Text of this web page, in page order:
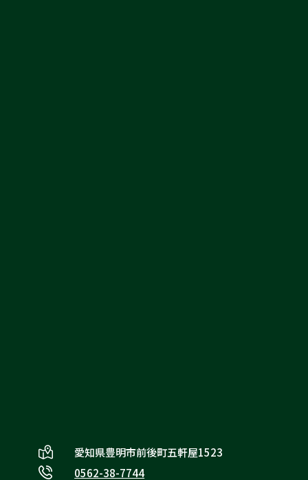
愛知県豊明市前後町五軒屋1523
0562-38-7744